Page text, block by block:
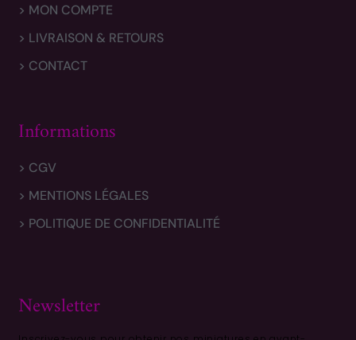
> MON COMPTE
> LIVRAISON & RETOURS
> CONTACT
Informations
> CGV
> MENTIONS LÉGALES
> POLITIQUE DE CONFIDENTIALITÉ
Newsletter